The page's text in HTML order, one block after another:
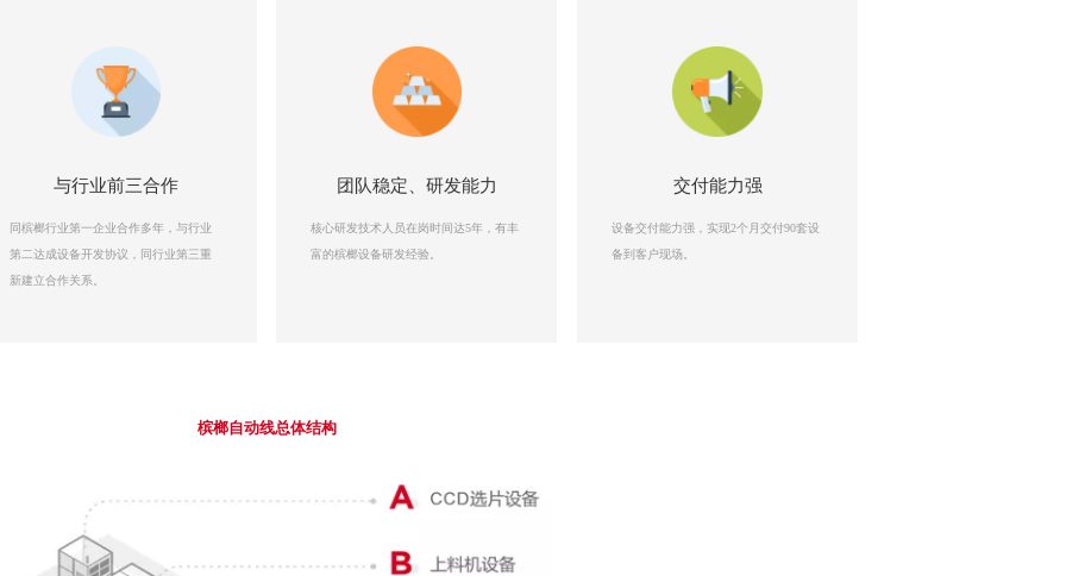
与行业前三合作
同槟榔行业第一企业合作多年，与行业
第二达成设备开发协议，同行业第三重
新建立合作关系。
团队稳定、研发能力
核心研发技术人员在岗时间达5年，有丰
富的槟榔设备研发经验。
交付能力强
设备交付能力强， 实现2个月交付90套设
备到客户现场。
槟榔自动线总体结构